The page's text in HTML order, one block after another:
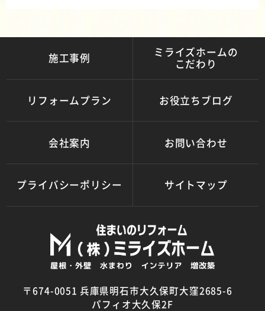
施工事例
ミライズホームの
こだわり
リフォームプラン お役立ちブログ
会社案内 お問い合わせ
プライバシーポリシー サイトマップ
〒674-0051 兵庫県明石市大久保町大窪2685-6
パフィオ大久保2F